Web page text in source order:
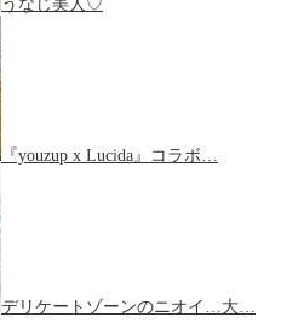
うなじ美人♡
『youzup x Lucida』コラボ…
デリケートゾーンのニオイ…大…